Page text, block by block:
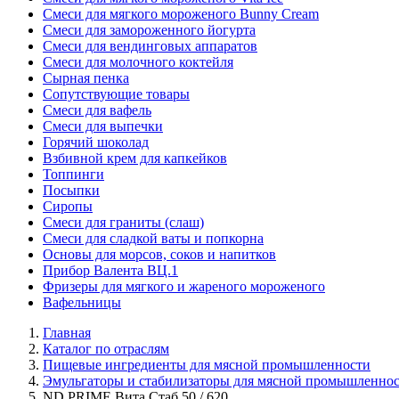
Смеси для мягкого мороженого Bunny Cream
Смеси для замороженного йогурта
Смеси для вендинговых аппаратов
Смеси для молочного коктейля
Сырная пенка
Сопутствующие товары
Смеси для вафель
Смеси для выпечки
Горячий шоколад
Взбивной крем для капкейков
Топпинги
Посыпки
Сиропы
Смеси для граниты (слаш)
Смеси для сладкой ваты и попкорна
Основы для морсов, соков и напитков
Прибор Валента ВЦ.1
Фризеры для мягкого и жареного мороженого
Вафельницы
Главная
Каталог по отраслям
Пищевые ингредиенты для мясной промышленности
Эмульгаторы и стабилизаторы для мясной